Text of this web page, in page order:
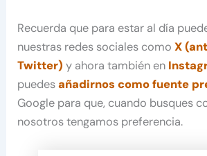
Recuerda que para estar al día
nuestras redes sociales comoX
Twitter) y ahora también en
puedesañadirnos como fuente
Google para que, cuando busques
nosotros tengamos preferencia.